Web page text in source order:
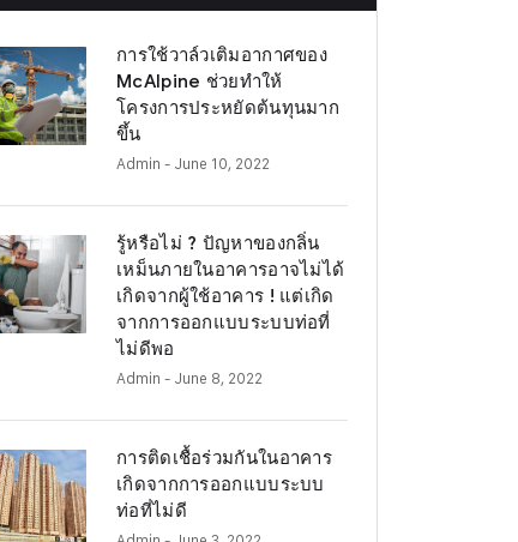
การใช้วาล์วเติมอากาศของ
McAlpine ช่วยทำให้
โครงการประหยัดต้นทุนมาก
ขึ้น
Admin - June 10, 2022
รู้หรือไม่ ? ปัญหาของกลิ่น
เหม็นภายในอาคารอาจไม่ได้
เกิดจากผู้ใช้อาคาร ! แต่เกิด
จากการออกแบบระบบท่อที่
ไม่ดีพอ
Admin - June 8, 2022
การติดเชื้อร่วมกันในอาคาร
เกิดจากการออกแบบระบบ
ท่อที่ไม่ดี